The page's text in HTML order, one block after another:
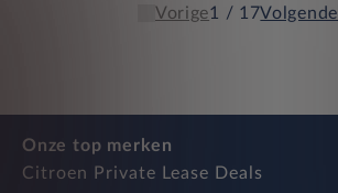
Vorige1 / 17Volgende
Onze top merken
Citroen Private Lease Deals